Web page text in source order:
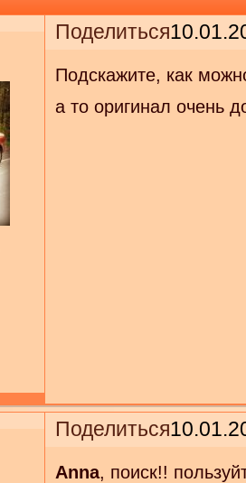
Поделиться
Подскажите, как
а то оригинал очень
Поделиться
Anna, поиск!!